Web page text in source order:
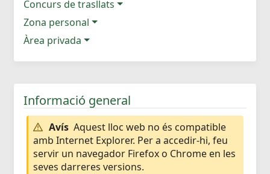
Concurs de trasllats
Zona personal
Àrea privada
Informació general
Avís Aquest lloc web no és compatible
amb Internet Explorer. Per a accedir-hi, feu
servir un navegador Firefox o Chrome en les
seves darreres versions.